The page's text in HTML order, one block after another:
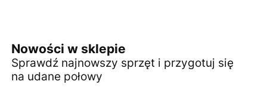
Nowości w sklepie
Sprawdź najnowszy sprzęt i przygotuj się
na udane połowy